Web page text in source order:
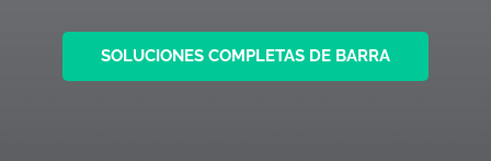
SOLUCIONES COMPLETAS DE BARRA